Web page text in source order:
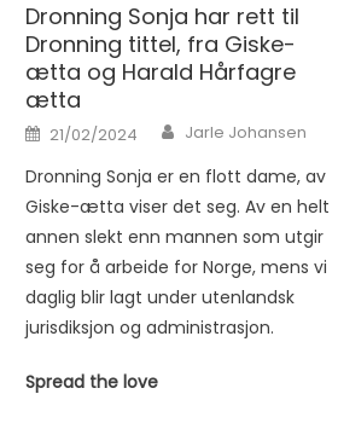
Dronning Sonja har rett til
Dronning tittel, fra Giske-
ætta og Harald Hårfagre
ætta
Posted on
21/02/2024 Author
Jarle Johansen
Dronning Sonja er en flott dame, av
Giske-ætta viser det seg. Av en helt
annen slekt enn mannen som utgir
seg for å arbeide for Norge, mens vi
daglig blir lagt under utenlandsk
jurisdiksjon og administrasjon.
Spread the love